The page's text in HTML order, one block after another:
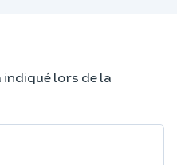
indiqué lors de la